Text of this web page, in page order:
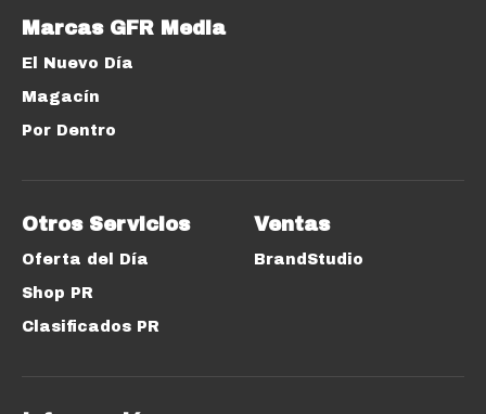
Marcas GFR Media
El Nuevo Día
Magacín
Por Dentro
Otros Servicios
Oferta del Día
Shop PR
Clasificados PR
Ventas
BrandStudio